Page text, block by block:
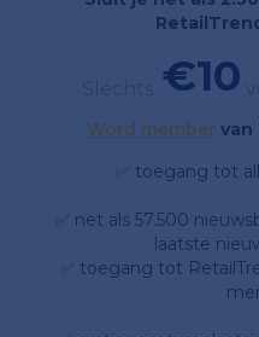
€10
Word member van
✅ toegang tot
✅ net als 57.500
laatste
✅ toegang tot